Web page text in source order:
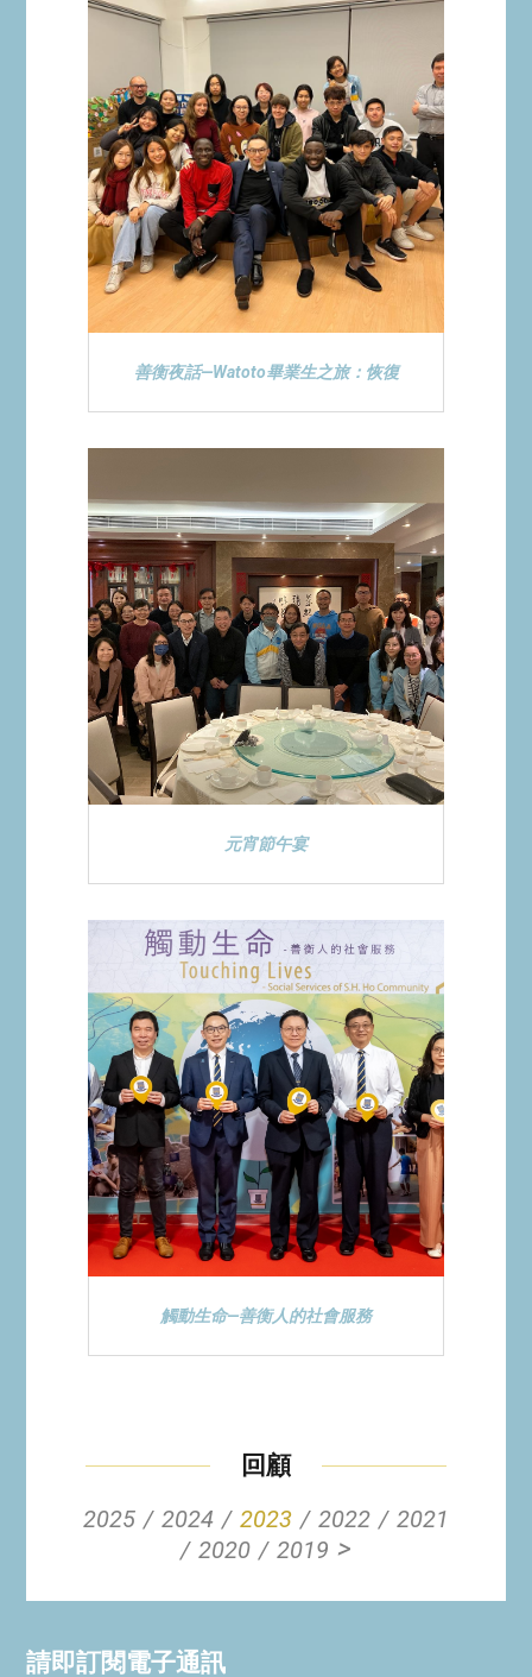
善衡夜話—Watoto畢業生之旅：恢復
元宵節午宴
觸動生命—善衡人的社會服務
回顧
2025
2024 2023 2022
2021
2020
2019 >
請即訂閱電子通訊